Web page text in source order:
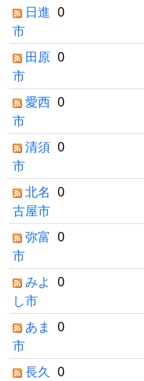
日進
市
0
田原
市
0
愛西
市
0
清須
市
0
北名
古屋市
0
弥富
市
0
みよ
し市
0
あま
市
0
長久 0